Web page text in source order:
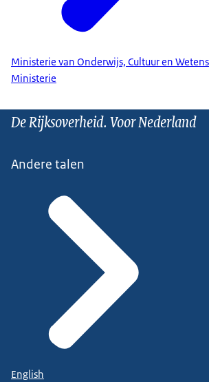
Ministerie van Onderwijs, Cultuur en
Ministerie
De Rijksoverheid. Voor Nederland
Andere talen
English